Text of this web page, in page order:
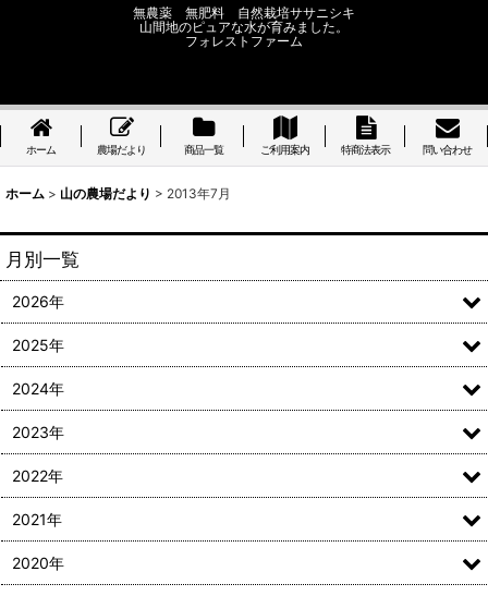
無農薬 無肥料 自然栽培ササニシキ
山間地のピュアな水が育みました。
フォレストファーム
ホーム 農場だより 商品一覧 ご利用案内 特商法表示 問い合わせ
ホーム > 山の農場だより > 2013年7月
月別一覧
2026年
2025年
2024年
2023年
2022年
2021年
2020年